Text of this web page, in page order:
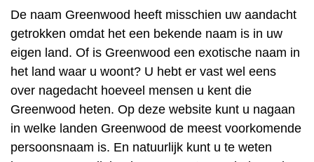
De naam Greenwood heeft misschien uw aandacht
getrokken omdat het een bekende naam is in uw
eigen land. Of is Greenwood een exotische naam in
het land waar u woont? U hebt er vast wel eens
over nagedacht hoeveel mensen u kent die
Greenwood heten. Op deze website kunt u nagaan
in welke landen Greenwood de meest voorkomende
persoonsnaam is. En natuurlijk kunt u te weten